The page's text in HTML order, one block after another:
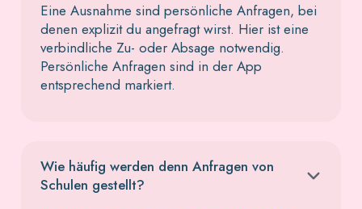
Eine Ausnahme sind persönliche Anfragen, bei
denen explizit du angefragt wirst. Hier ist eine
verbindliche Zu- oder Absage notwendig.
Persönliche Anfragen sind in der App
entsprechend markiert.
Wie häufig werden denn Anfragen von
Schulen gestellt?